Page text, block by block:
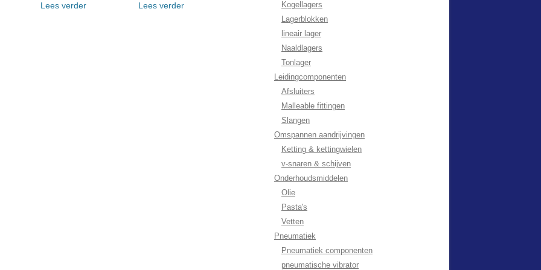
Lees verder Lees verder
Kogellagers
Lagerblokken
lineair lager
Naaldlagers
Tonlager
Leidingcomponenten
Afsluiters
Malleable fittingen
Slangen
Omspannen aandrijvingen
Ketting & kettingwielen
v-snaren & schijven
Onderhoudsmiddelen
Olie
Pasta's
Vetten
Pneumatiek
Pneumatiek componenten
pneumatische vibrator